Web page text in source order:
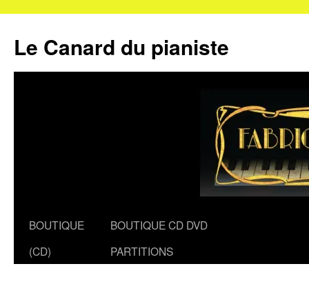
Le Canard du pianiste
Aller
BOUTIQUE
(CD)
BOUTIQUE CD DVD
PARTITIONS